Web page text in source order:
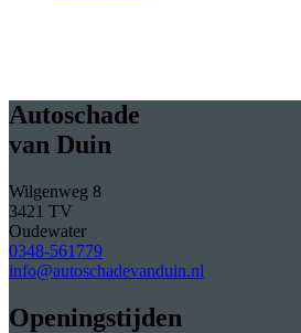
Autoschade
van Duin
Wilgenweg 8
3421 TV
Oudewater
0348-561779
info@autoschadevanduin.nl
Openingstijden